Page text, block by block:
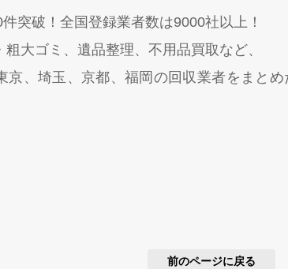
突破！全国登録業者数は9000社以上！
大ゴミ、遺品整理、不用品買取など、
京、埼玉、京都、福岡の回収業者をまと
前のページに戻る